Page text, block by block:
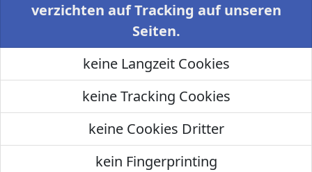
verzichten auf Tracking auf unseren
Seiten.
keine Langzeit Cookies
keine Tracking Cookies
keine Cookies Dritter
kein Fingerprinting